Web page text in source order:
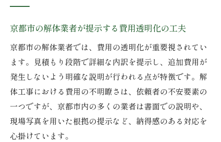
京都市の解体業者が提示する費用透明化の工夫
京都市の解体業者では、費用の透明化が重要視されてい
ます。見積もり段階で詳細な内訳を提示し、追加費用が
発生しないよう明確な説明が行われる点が特徴です。解
体工事における費用の不明瞭さは、依頼者の不安要素の
一つですが、京都市内の多くの業者は書面での説明や、
現場写真を用いた根拠の提示など、納得感のある対応を
心掛けています。